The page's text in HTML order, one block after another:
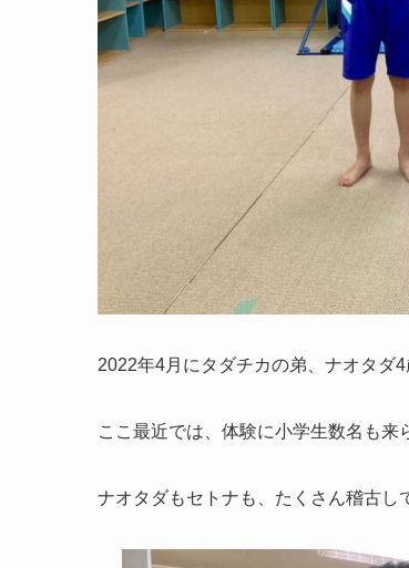
2022年4月にタダチカの弟、ナオタダ
ここ最近では、体験に小学生数名も来
ナオタダもセトナも、たくさん稽古し